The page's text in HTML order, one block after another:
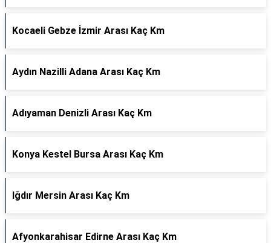
Kocaeli Gebze İzmir Arası Kaç Km
Aydın Nazilli Adana Arası Kaç Km
Adıyaman Denizli Arası Kaç Km
Konya Kestel Bursa Arası Kaç Km
Iğdır Mersin Arası Kaç Km
Afyonkarahisar Edirne Arası Kaç Km